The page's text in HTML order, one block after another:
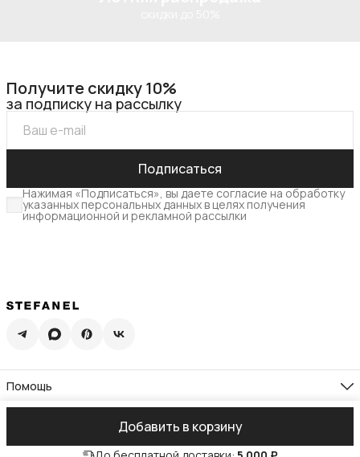
Добавить в корзину
Получите скидку 10%
за подписку на рассылку
Подписаться
Нажимая «Подписаться», вы даете согласие на обработку
указанных персональных данных в целях получения
информационной и рекламной рассылки
Помощь
Доставка
Подарочная карта